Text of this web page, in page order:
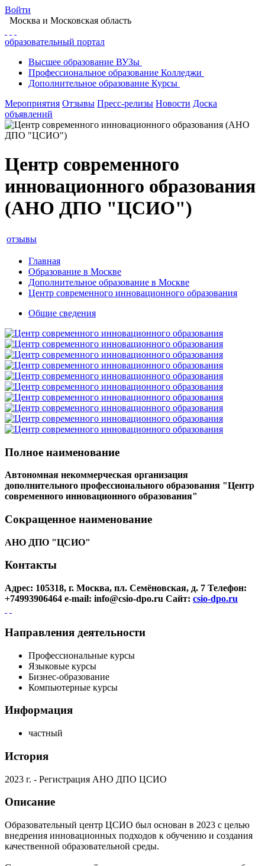
Войти
Москва и Московская область
образовательный портал
Высшее образование ВУЗы
Профессиональное образование Колледжи
Дополнительное образование Курсы
Мероприятия Отзывы Пресс-релизы Новости Доска
объявлений
Центр современного
инновационного образования
(АНО ДПО "ЦСИО")
отзывы
Главная
Образование в Москве
Дополнительное образование в Москве
Центр современного инновационного образования
Общие сведения
Полное наименование
Автономная некоммерческая организация
дополнительного профессионального образования "Центр
современного инновационного образования"
Сокращенное наименование
АНО ДПО "ЦСИО"
Контакты
Адрес: 105318, г. Москва, пл. Семёновская, д. 7 Телефон:
+74993906464 e-mail: info@csio-dpo.ru Сайт: csio-dpo.ru
Направления деятельности
Профессиональные курсы
Языковые курсы
Бизнес-образование
Компьютерные курсы
Информация
частный
История
2023 г. - Регистрация АНО ДПО ЦСИО
Описание
Образовательный центр ЦСИО был основан в 2023 с целью
внедрения инновационных подходов к обучению и создания
качественной образовательной среды.